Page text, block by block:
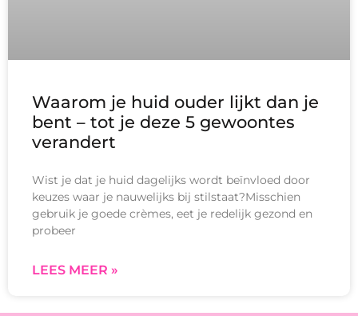
Waarom je huid ouder lijkt dan je
bent – tot je deze 5 gewoontes
verandert
Wist je dat je huid dagelijks wordt beïnvloed door
keuzes waar je nauwelijks bij stilstaat?Misschien
gebruik je goede crèmes, eet je redelijk gezond en
probeer
LEES MEER »